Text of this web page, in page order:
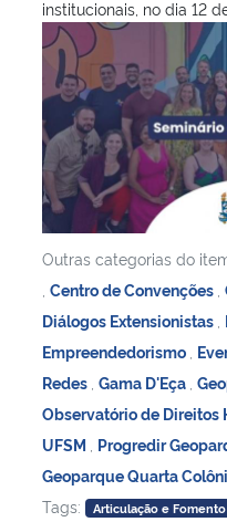
institucionais, no dia 12
Outras categorias do
Centro de Convenções
Diálogos Extensionistas
Empreendedorismo
Redes Gama D'Eça
Observatório de Direitos
UFSM
Progredir
Geoparque Quarta
Tags:
Articulação e